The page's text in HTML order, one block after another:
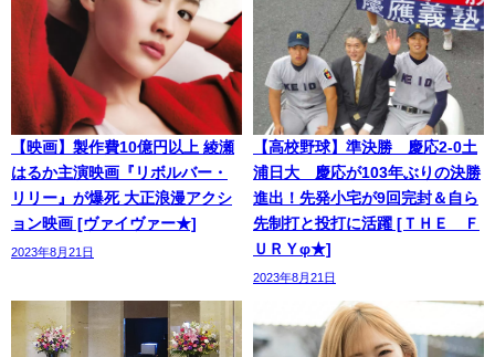
【映画】製作費10億円以上 綾瀬
はるか主演映画『リボルバー・
リリー』が爆死 大正浪漫アクシ
ョン映画 [ヴァイヴァー★]
2023年8月21日
【高校野球】準決勝 慶応2-0土
浦日大 慶応が103年ぶりの決勝
進出！先発小宅が9回完封＆自ら
先制打と投打に活躍 [ＴＨＥ Ｆ
ＵＲＹφ★]
2023年8月21日